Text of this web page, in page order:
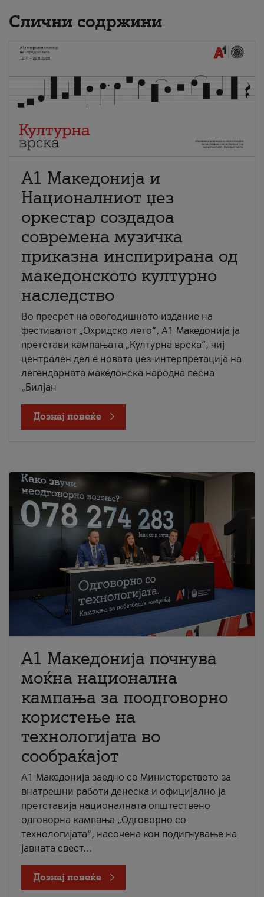
Слични содржини
А1 Македонија и
Националниот џез
оркестар создадоа
современа музичка
приказна инспирирана од
македонското културно
наследство
Во пресрет на овогодишното издание на
фестивалот „Охридско лето“, А1 Македонија ја
претстави кампањата „Културна врска“, чиј
централен дел е новата џез-интерпретација на
легендарната македонска народна песна
„Билјан
Дознај повеќе
A1 Македонија почнува
моќна национална
кампања за поодговорно
користење на
технологијата во
сообраќајот
A1 Македонија заедно со Министерството за
внатрешни работи денеска и официјално ја
претставија националната општествено
одговорна кампања „Одговорно со
технологијата“, насочена кон подигнување на
јавната свест...
Дознај повеќе